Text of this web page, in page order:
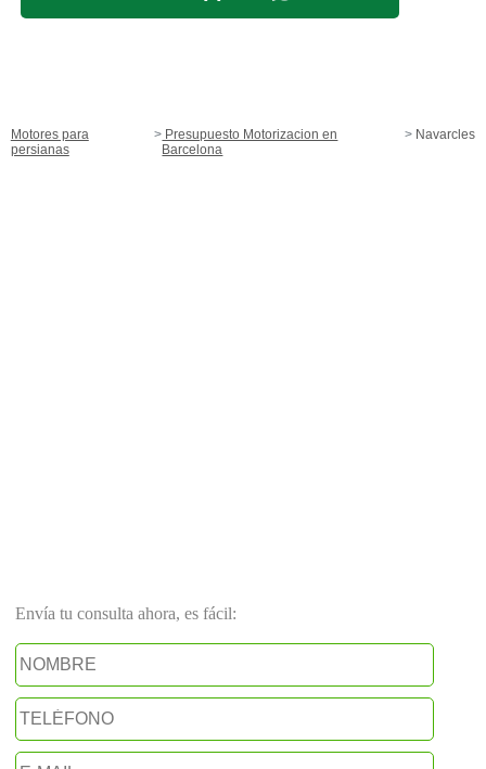
Motores para
persianas
Presupuesto Motorizacion en
Barcelona
Navarcles
Envía tu consulta ahora, es fácil: